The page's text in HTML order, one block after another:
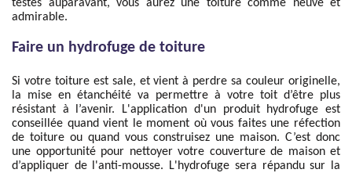
testés auparavant, vous aurez une toiture comme neuve et
admirable.
Faire un hydrofuge de toiture
Si votre toiture est sale, et vient à perdre sa couleur originelle,
la mise en étanchéité va permettre à votre toit d’être plus
résistant à l’avenir. L'application d'un produit hydrofuge est
conseillée quand vient le moment où vous faites une réfection
de toiture ou quand vous construisez une maison. C’est donc
une opportunité pour nettoyer votre couverture de maison et
d’appliquer de l'anti-mousse. L'hydrofuge sera répandu sur la